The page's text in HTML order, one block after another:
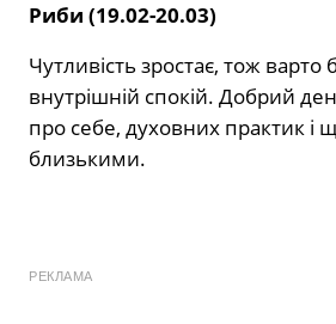
Риби (19.02-20.03)
Чутливість зростає, тож варто
внутрішній спокій. Добрий
про себе, духовних практик і
близькими.
РЕКЛАМА